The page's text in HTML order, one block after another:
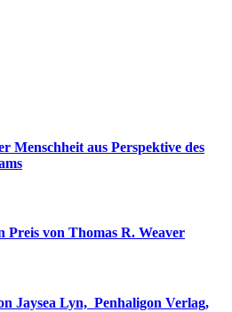
Menschheit aus Perspektive des
Preis von Thomas R. Weaver
Jaysea Lyn, ‎ Penhaligon Verlag,